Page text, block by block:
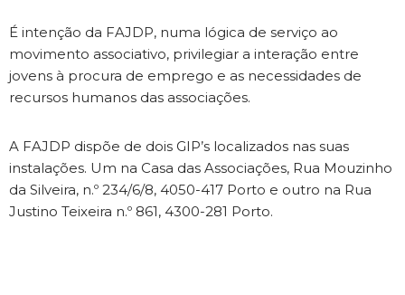
É intenção da FAJDP, numa lógica de serviço ao
movimento associativo, privilegiar a interação entre
jovens à procura de emprego e as necessidades de
recursos humanos das associações.
A FAJDP dispõe de dois GIP’s localizados nas suas
instalações. Um na Casa das Associações, Rua Mouzinho
da Silveira, n.º 234/6/8, 4050-417 Porto e outro na Rua
Justino Teixeira n.º 861, 4300-281 Porto.